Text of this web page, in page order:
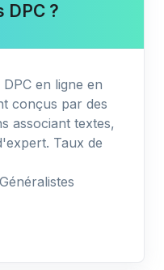
DPC ?
en ligne en
conçus par des
associant textes,
Taux de